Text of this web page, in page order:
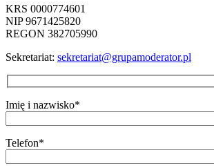
KRS 0000774601
NIP 9671425820
REGON 382705990
Sekretariat: sekretariat@grupamoderator.pl
Imię i nazwisko*
Telefon*